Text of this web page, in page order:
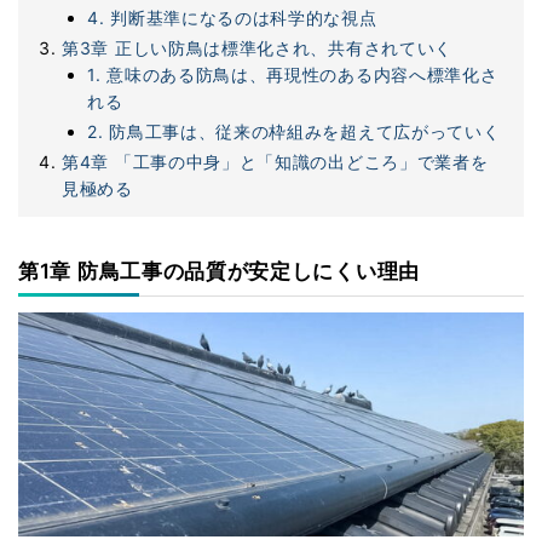
4. 判断基準になるのは科学的な視点
第3章 正しい防鳥は標準化され、共有されていく
1. 意味のある防鳥は、再現性のある内容へ標準化さ
れる
2. 防鳥工事は、従来の枠組みを超えて広がっていく
第4章 「工事の中身」と「知識の出どころ」で業者を
見極める
第1章 防鳥工事の品質が安定しにくい理由